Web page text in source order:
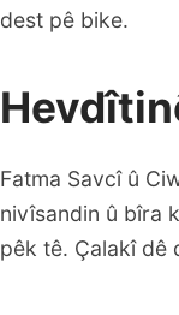
dest pê bike.
Fatma Savcî û
nivîsandin û bîra
pêk tê. Çalakî dê